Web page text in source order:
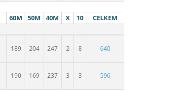
60M 50M 40M X 10 CELKEM
189 204 247 2 8 640
190 169 237 3 3 596